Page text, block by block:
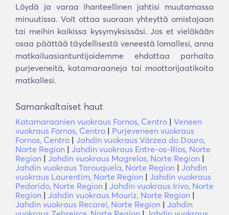
Löydä ja varaa ihanteellinen jahtisi muutamassa
minuutissa. Voit ottaa suoraan yhteyttä omistajaan
tai meihin kaikissa kysymyksissäsi. Jos et vieläkään
osaa päättää täydellisestä veneestä lomallesi, anna
matkailuasiantuntijoidemme ehdottaa parhaita
purjeveneitä, katamaraaneja tai moottorijaatikoita
matkallesi.
Samankaltaiset haut
Katamaraanien vuokraus Fornos, Centro | Veneen
vuokraus Fornos, Centro | Purjeveneen vuokraus
Fornos, Centro | Jahdin vuokraus Várzea do Douro,
Norte Region | Jahdin vuokraus Entre-os-Rios, Norte
Region | Jahdin vuokraus Magrelos, Norte Region |
Jahdin vuokraus Tarouquela, Norte Region | Jahdin
vuokraus Laurentim, Norte Region | Jahdin vuokraus
Pedorido, Norte Region | Jahdin vuokraus Irivo, Norte
Region | Jahdin vuokraus Mouriz, Norte Region |
Jahdin vuokraus Recarei, Norte Region | Jahdin